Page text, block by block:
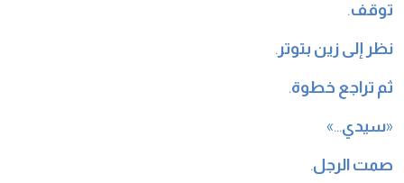
توقف.
نظر إلى زين بتوتر .
ثم تراجع خطوة.
«سيدي…»
صمت الرجل.